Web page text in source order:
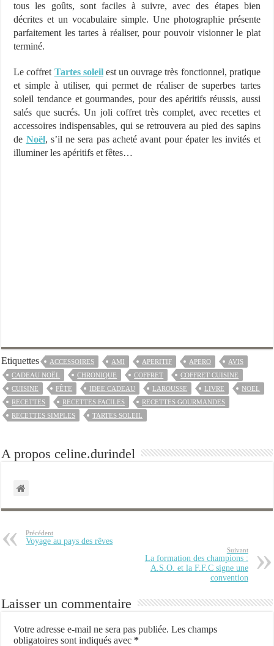
tous les goûts, sont faciles à suivre, avec des étapes bien
décrites et un vocabulaire simple. Une photographie présente
parfaitement les tartes à réaliser, pour pouvoir visionner le plat
terminé.
Le coffret Tartes soleilest un ouvrage très fonctionnel, pratique
et simple à utiliser, qui permet de réaliser de superbes tartes
soleil tendance et gourmandes, pour des apéritifs réussis, aussi
salés que sucrés. Un joli coffret très complet, avec recettes et
accessoires indispensables, qui se retrouvera au pied des sapins
de Noël, s’il ne sera pas acheté avant pour épater les invités et
illuminer les apéritifs et fêtes…
Etiquettes ACCESSOIRES AMI APERITIF APERO
AVIS
CADEAU NOËL
CHRONIQUE COFFRET
COFFRET CUISINE
CUISINE
FÊTE IDEE CADEAU LAROUSSE LIVRE
NOEL
RECETTES
RECETTES FACILES
RECETTES GOURMANDES
RECETTES SIMPLES
TARTES SOLEIL
A propos celine.durindel
Précédent
Voyage au pays des rêves
Suivant
La formation des champions :
A.S.O. et la F.F.C signe une
convention
Laisser un commentaire
Votre adresse e-mail ne sera pas publiée. Les champs
obligatoires sont indiqués avec *